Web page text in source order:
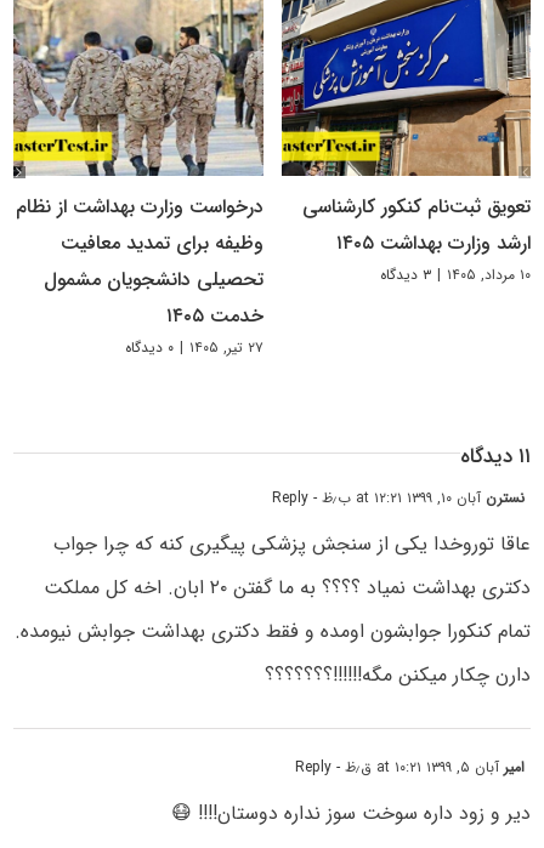
تعویق ثبت‌نام کنکور کارشناسی
ارشد وزارت بهداشت ۱۴۰۵
۱۰ مرداد, ۱۴۰۵ | ۳ دیدگاه
درخواست وزارت بهداشت از نظام
وظیفه برای تمدید معافیت
تحصیلی دانشجویان مشمول
خدمت ۱۴۰۵
۲۷ تیر, ۱۴۰۵ | ۰ دیدگاه
۱۱ دیدگاه
نسترن آبان ۱۰, ۱۳۹۹ at ۱۲:۲۱ ب٫ظ - Reply
عاقا توروخدا یکی از سنجش پزشکی پیگیری کنه که چرا جواب
دکتری بهداشت نمیاد ؟؟؟؟ به ما گفتن ۲۰ ابان. اخه کل مملکت
تمام کنکورا جوابشون اومده و فقط دکتری بهداشت جوابش نیومده.
دارن چکار میکنن مگه!!!!!!؟؟؟؟؟؟؟
امیر آبان ۵, ۱۳۹۹ at ۱۰:۲۱ ق٫ظ - Reply
دیر و زود داره سوخت سوز نداره دوستان!!!! 😷